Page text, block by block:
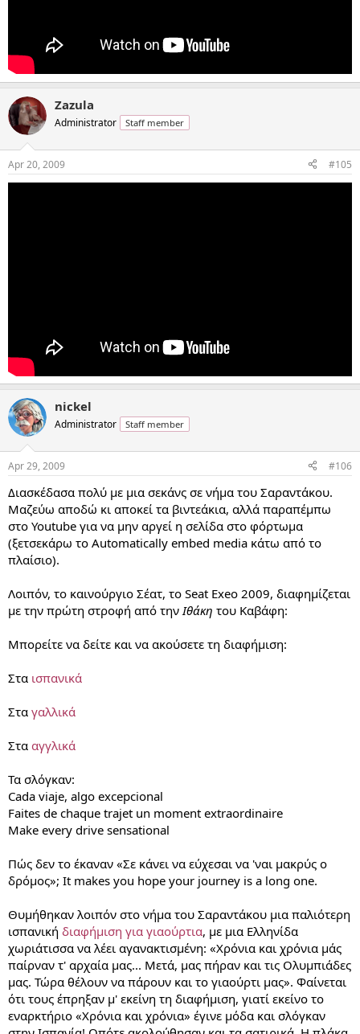
Zazula
Administrator Staff member
Apr 20, 2009 #105
nickel
Administrator Staff member
Apr 29, 2009 #106
Διασκέδασα πολύ με μια σεκάνς σε νήμα του Σαραντάκου.
Μαζεύω αποδώ κι αποκεί τα βιντεάκια, αλλά παραπέμπω
στο Youtube για να μην αργεί η σελίδα στο φόρτωμα
(ξετσεκάρω το Automatically embed media κάτω από το
πλαίσιο).
Λοιπόν, το καινούργιο Σέατ, το Seat Exeo 2009, διαφημίζεται
με την πρώτη στροφή από την Ιθάκη του Καβάφη:
Μπορείτε να δείτε και να ακούσετε τη διαφήμιση:
Στα ισπανικά
Στα γαλλικά
Στα αγγλικά
Τα σλόγκαν:
Cada viaje, algo excepcional
Faites de chaque trajet un moment extraordinaire
Make every drive sensational
Πώς δεν το έκαναν «Σε κάνει να εύχεσαι να 'ναι μακρύς ο
δρόμος»; It makes you hope your journey is a long one.
Θυμήθηκαν λοιπόν στο νήμα του Σαραντάκου μια παλιότερη
ισπανική διαφήμιση για γιαούρτια, με μια Ελληνίδα
χωριάτισσα να λέει αγανακτισμένη: «Χρόνια και χρόνια μάς
παίρναν τ' αρχαία μας... Μετά, μας πήραν και τις Ολυμπιάδες
μας. Τώρα θέλουν να πάρουν και το γιαούρτι μας». Φαίνεται
ότι τους έπρηξαν μ' εκείνη τη διαφήμιση, γιατί εκείνο το
εναρκτήριο «Χρόνια και χρόνια» έγινε μόδα και σλόγκαν